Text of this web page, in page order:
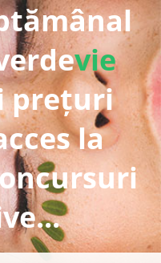
vie
prețuri
la